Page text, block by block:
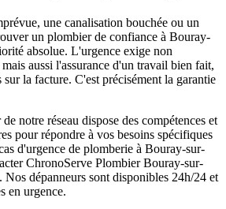
une canalisation bouchée ou un
un plombier de confiance à Bouray-
absolue. L'urgence exige non
aussi l'assurance d'un travail bien fait,
sur la facture. C'est précisément la garantie
notre réseau dispose des compétences et
pour répondre à vos besoins spécifiques
d'urgence de plomberie à Bouray-sur-
ChronoServe Plombier Bouray-sur-
dépanneurs sont disponibles 24h/24 et
en urgence.